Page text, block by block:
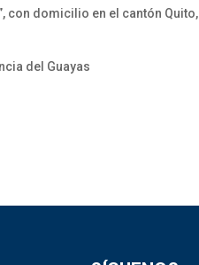
con domicilio en el cantón Quito,
del Guayas